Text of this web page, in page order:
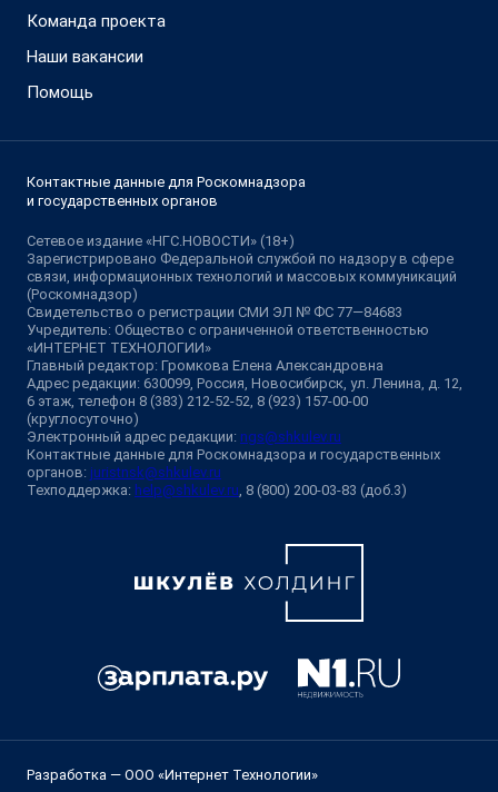
Команда проекта
Наши вакансии
Помощь
Контактные данные для Роскомнадзора
и государственных органов
Сетевое издание «НГС.НОВОСТИ» (18+)
Зарегистрировано Федеральной службой по надзору в сфере
связи, информационных технологий и массовых коммуникаций
(Роскомнадзор)
Свидетельство о регистрации СМИ ЭЛ № ФС 77—84683
Учредитель: Общество с ограниченной ответственностью
«ИНТЕРНЕТ ТЕХНОЛОГИИ»
Главный редактор: Громкова Елена Александровна
Адрес редакции: 630099, Россия, Новосибирск, ул. Ленина, д. 12,
6 этаж, телефон 8 (383) 212-52-52, 8 (923) 157-00-00
(круглосуточно)
Электронный адрес редакции: ngs@shkulev.ru
Контактные данные для Роскомнадзора и государственных
органов: juristnsk@shkulev.ru
Техподдержка: help@shkulev.ru, 8 (800) 200-03-83 (доб.3)
Разработка — ООО «Интернет Технологии»